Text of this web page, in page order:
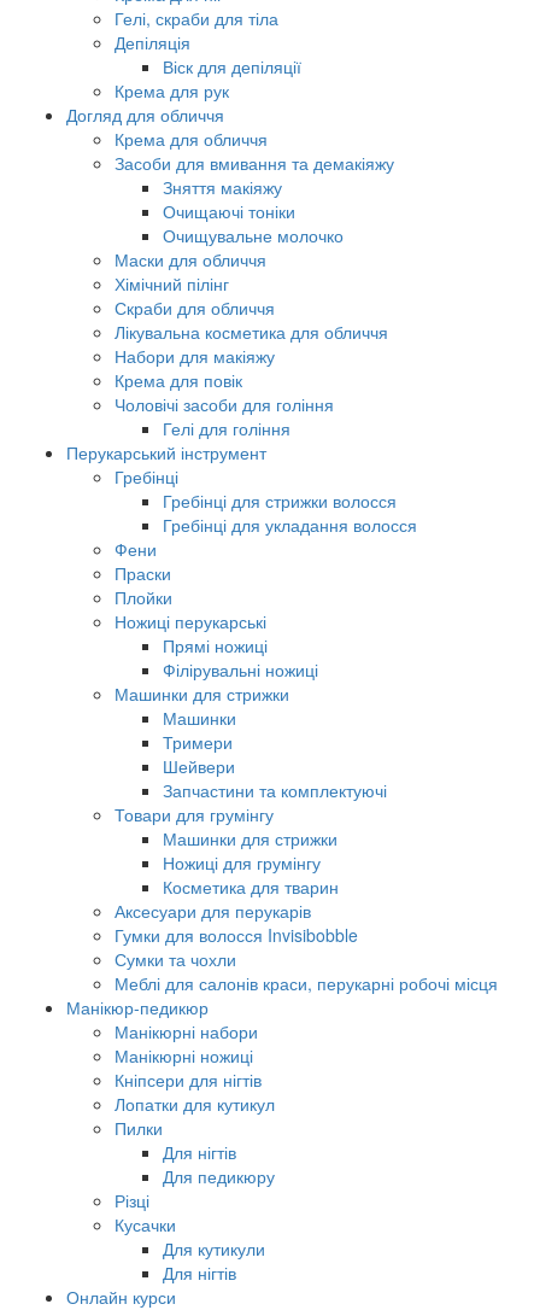
Гелі, скраби для тіла
Депіляція
Віск для депіляції
Крема для рук
Догляд для обличчя
Крема для обличчя
Засоби для вмивання та демакіяжу
Зняття макіяжу
Очищаючі тоніки
Очищувальне молочко
Маски для обличчя
Хімічний пілінг
Скраби для обличчя
Лікувальна косметика для обличчя
Набори для макіяжу
Крема для повік
Чоловічі засоби для гоління
Гелі для гоління
Перукарський інструмент
Гребінці
Гребінці для стрижки волосся
Гребінці для укладання волосся
Фени
Праски
Плойки
Ножиці перукарські
Прямі ножиці
Філірувальні ножиці
Машинки для стрижки
Машинки
Тримери
Шейвери
Запчастини та комплектуючі
Товари для грумінгу
Машинки для стрижки
Ножиці для грумінгу
Косметика для тварин
Аксесуари для перукарів
Гумки для волосся Invisibobble
Сумки та чохли
Меблі для салонів краси, перукарні робочі місця
Манікюр-педикюр
Манікюрні набори
Манікюрні ножиці
Кніпсери для нігтів
Лопатки для кутикул
Пилки
Для нігтів
Для педикюру
Різці
Кусачки
Для кутикули
Для нігтів
Онлайн курси